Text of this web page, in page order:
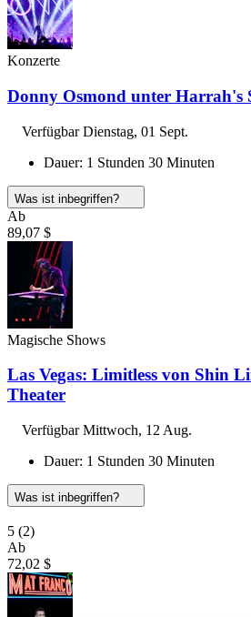
Konzerte
Donny Osmond unter Harrah's
VerfügbarDienstag, 01 Sept.
Dauer: 1 Stunden 30 Minuten
Was ist inbegriffen?
Ab
89,07 $
Magische Shows
Las Vegas: Limitless von Shin
Theater
VerfügbarMittwoch, 12 Aug.
Dauer: 1 Stunden 30 Minuten
Was ist inbegriffen?
5 (2)
Ab
72,02 $